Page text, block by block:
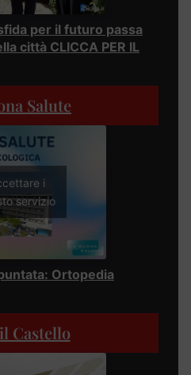
per il futuro passa
città CLICCA PER IL
Salute
i
servizio
Ortopedia
Castello